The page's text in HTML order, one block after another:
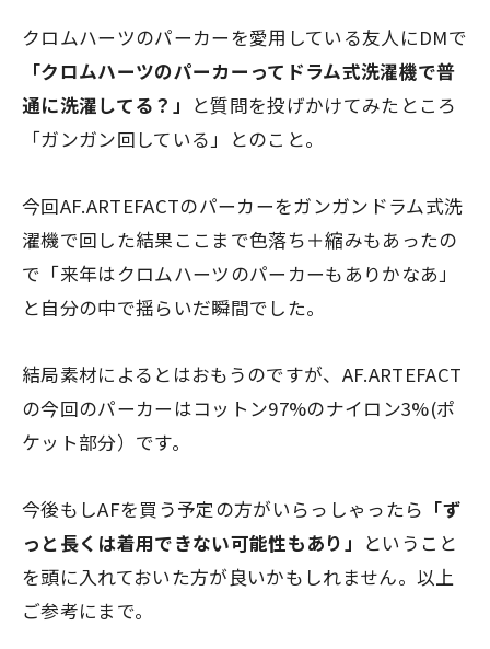
クロムハーツのパーカーを愛用している友人にDMで
「クロムハーツのパーカーってドラム式洗濯機で普
通に洗濯してる？」 と質問を投げかけてみたところ
「ガンガン回している」
とのこと。
今回AF.ARTEFACTのパーカーをガンガンドラム式洗
濯機で回した結果ここまで色落ち＋縮みもあったの
で「来年はクロムハーツのパーカーもありかなあ」
と自分の中で揺らいだ瞬間でした。
結局素材によるとはおもうのですが、AF.ARTEFACT
の今回のパーカーはコットン97%のナイロン3%(ポ
ケット部分）です。
今後もしAFを買う予定の方がいらっしゃったら 「ず
っと長くは着用できない可能性もあり」 ということ
を頭に入れておいた方が良いかもしれません。以上
ご参考にまで。